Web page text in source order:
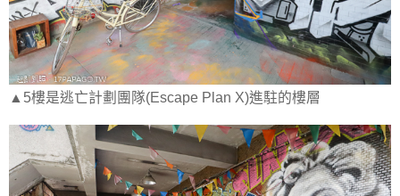
▲5樓是逃亡計劃團隊(Escape Plan X)進駐的樓層